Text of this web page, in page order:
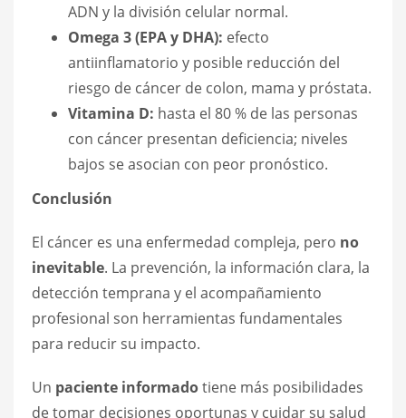
ADN y la división celular normal.
Omega 3 (EPA y DHA): efecto
antiinflamatorio y posible reducción del
riesgo de cáncer de colon, mama y próstata.
Vitamina D: hasta el 80 % de las personas
con cáncer presentan deficiencia; niveles
bajos se asocian con peor pronóstico.
Conclusión
El cáncer es una enfermedad compleja, pero no
inevitable. La prevención, la información clara, la
detección temprana y el acompañamiento
profesional son herramientas fundamentales
para reducir su impacto.
Un paciente informadotiene más posibilidades
de tomar decisiones oportunas y cuidar su salud